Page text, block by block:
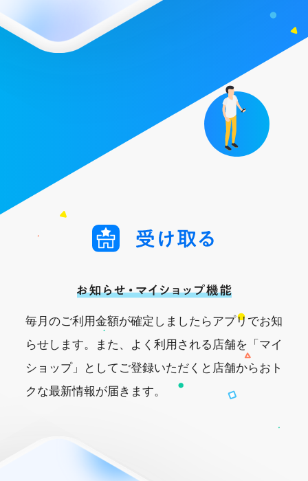
毎月のご利用金額が確定しましたらアプリでお知
らせします。また、よく利用される店舗を「マイ
ショップ」としてご登録いただくと店舗からおト
クな最新情報が届きます。